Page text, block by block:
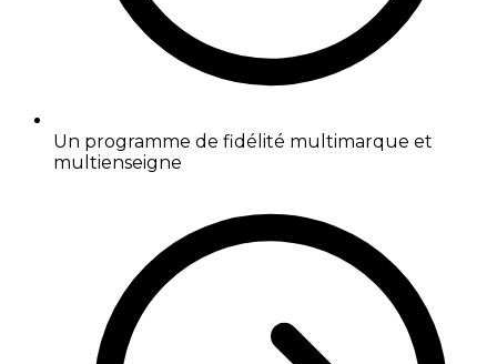
Un programme de fidélité multimarque et
multienseigne